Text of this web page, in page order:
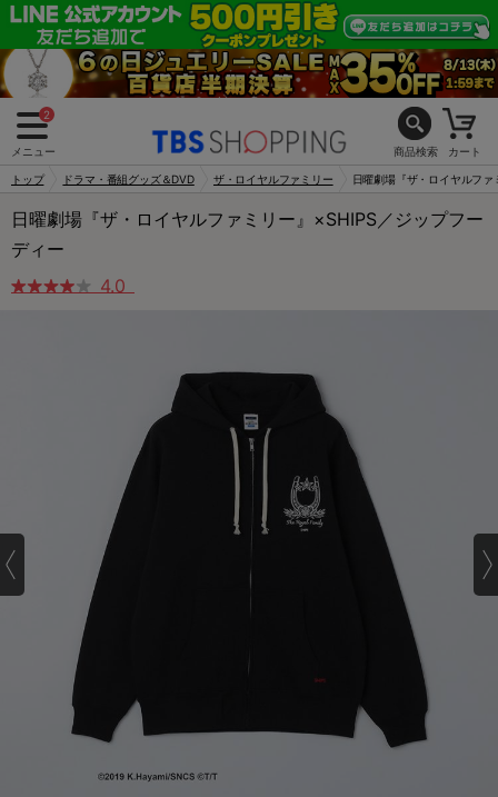
2
メニュー 商品検索 カート
トップ ドラマ・番組グッズ＆DVD ザ・ロイヤルファミリー 日曜劇場『ザ・ロイヤルフ
日曜劇場『ザ・ロイヤルファミリー』×SHIPS／ジップフー
ディー
4.0